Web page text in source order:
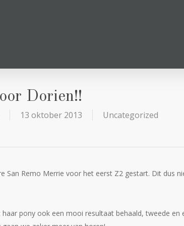
Dorien!!
13 oktober 2013 Uncategorized
San Remo Merrie voor het eerst Z2 gestart. Dit dus
pony ook een mooi resultaat behaald, tweede